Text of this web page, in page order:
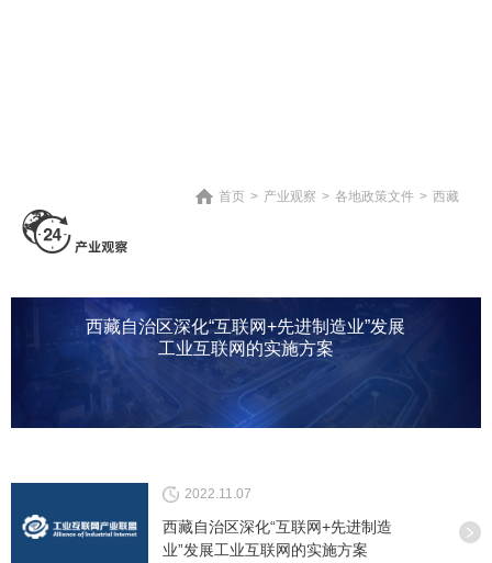
首页 > 产业观察 > 各地政策文件 > 西藏
西藏自治区深化“互联网+先进制造业”发展
工业互联网的实施方案
2022.11.07
西藏自治区深化“互联网+先进制造
业”发展工业互联网的实施方案